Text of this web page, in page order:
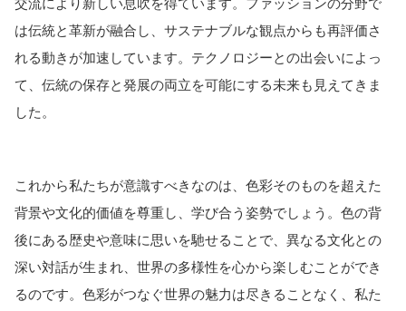
交流により新しい息吹を得ています。ファッションの分野で
は伝統と革新が融合し、サステナブルな観点からも再評価さ
れる動きが加速しています。テクノロジーとの出会いによっ
て、伝統の保存と発展の両立を可能にする未来も見えてきま
した。
これから私たちが意識すべきなのは、色彩そのものを超えた
背景や文化的価値を尊重し、学び合う姿勢でしょう。色の背
後にある歴史や意味に思いを馳せることで、異なる文化との
深い対話が生まれ、世界の多様性を心から楽しむことができ
るのです。色彩がつなぐ世界の魅力は尽きることなく、私た